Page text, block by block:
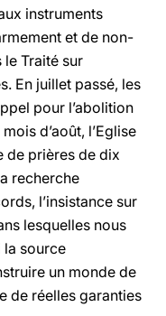
instruments
et de non-
Traité sur
En juillet passé, les
pour l’abolition
d’août, l’Eglise
de prières de dix
recherche
l’insistance sur
lesquelles nous
la source
un monde de
de réelles garanties